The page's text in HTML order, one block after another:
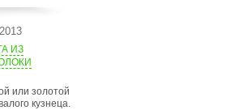
ИЗ
или золотой
кузнеца.